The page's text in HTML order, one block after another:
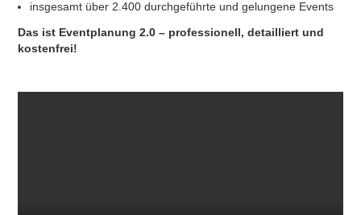
insgesamt über 2.400 durchgeführte und gelungene Events
Das ist Eventplanung 2.0 – professionell, detailliert und
kostenfrei!